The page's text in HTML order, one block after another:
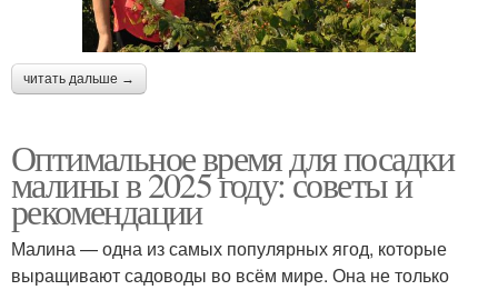
читать дальше →
Оптимальное время для посадки
малины в 2025 году: советы и
рекомендации
Малина — одна из самых популярных ягод, которые
выращивают садоводы во всём мире. Она не только